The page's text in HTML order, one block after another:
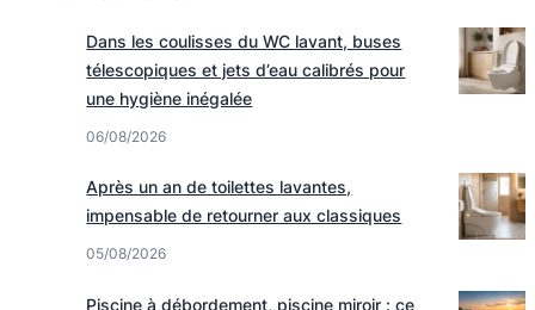
Dans les coulisses du WC lavant, buses
télescopiques et jets d’eau calibrés pour
une hygiène inégalée
06/08/2026
Après un an de toilettes lavantes,
impensable de retourner aux classiques
05/08/2026
Piscine à débordement, piscine miroir : ce